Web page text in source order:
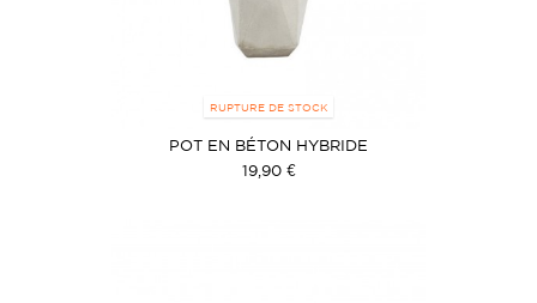
RUPTURE DE STOCK
POT EN BÉTON HYBRIDE
19,90 €